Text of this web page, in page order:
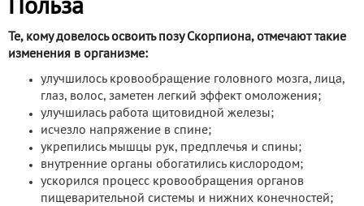
Польза
Те, кому довелось освоить позу Скорпиона, отмечают такие
изменения в организме:
улучшилось кровообращение головного мозга, лица,
глаз, волос, заметен легкий эффект омоложения;
улучшилась работа щитовидной железы;
исчезло напряжение в спине;
укрепились мышцы рук, предплечья и спины;
внутренние органы обогатились кислородом;
ускорился процесс кровообращения органов
пищеварительной системы и нижних конечностей;